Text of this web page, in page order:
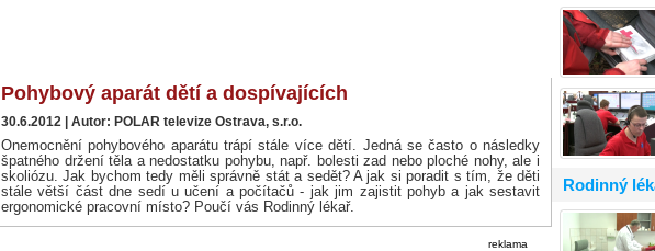
Pohybový aparát dětí a dospívajících
30.6.2012 | Autor: POLAR televize Ostrava, s.r.o.
Onemocnění pohybového aparátu trápí stále více dětí. Jedná se často o následky
špatného držení těla a nedostatku pohybu, např. bolesti zad nebo ploché nohy, ale i
skoliózu. Jak bychom tedy měli správně stát a sedět? A jak si poradit s tím, že děti
stále větší část dne sedí u učení a počítačů - jak jim zajistit pohyb a jak sestavit
ergonomické pracovní místo? Poučí vás Rodinný lékař.
reklama
Rodinný